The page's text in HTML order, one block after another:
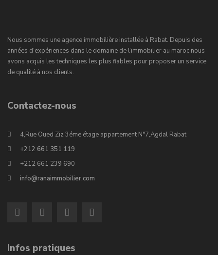
Nous sommes une agence immobilière installée à Rabat. Depuis des
années d’expériences dans le domaine de l’immobilier au maroc nous
avons acquis les techniques les plus fiables pour proposer un service
de qualité à nos clients.
Contactez-nous
4,Rue Oued Ziz 3éme étage appartement N°7,Agdal Rabat
+212 661 351 119
+212 661 239 690
info@ranaimmobilier.com
Infos pratiques